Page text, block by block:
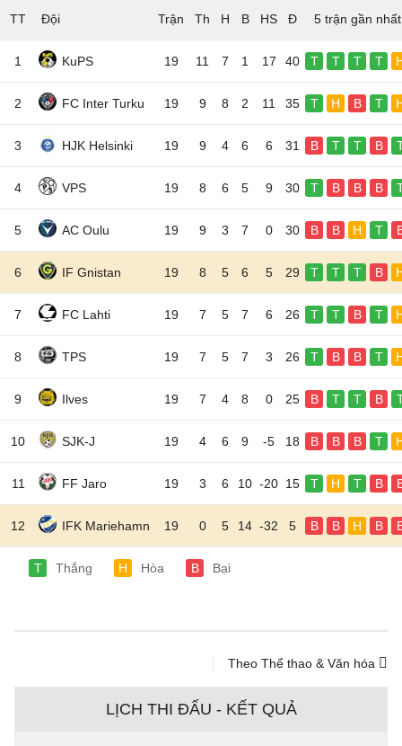
TT Đội 5 trận gần nhất
1 KuPS 19 11 7 1 17 40 T T T T
2 FC Inter Turku 19 9 8 2 11 35 T H B T
3 HJK Helsinki 19 9 4 6 6 31 B T T B
4 VPS 19 8 6 5 9 30 T B B B
5 AC Oulu 19 9 3 7 0 30 B B H T
6 IF Gnistan 19 8 5 6 5 29 T T T B
7 FC Lahti 19 7 5 7 6 26 T T B T
8 TPS 19 7 5 7 3 26 T B B T
9 Ilves 19 7 4 8 0 25 B T T B
10 SJK-J 19 4 6 9 -5 18 B B B T
11 FF Jaro 19 3 6 10 -20 15 T H T B
12 IFK Mariehamn 19 0 5 14 -32 5 B B H B
T Thắng H Hòa B Bại
Theo Thể thao & Văn hóa
LỊCH THI ĐẤU - KẾT QUẢ